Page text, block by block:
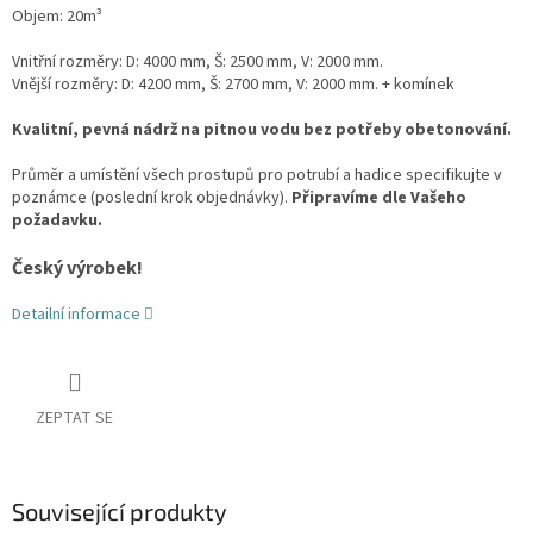
Objem: 20m³
Vnitřní rozměry: D: 4000 mm, Š: 2500 mm, V: 2000 mm.
Vnější rozměry: D: 4200 mm, Š: 2700 mm, V: 2000 mm. + komínek
Kvalitní, pevná nádrž na pitnou vodu bez potřeby obetonování.
Průměr a umístění všech prostupů pro potrubí a hadice specifikujte v
poznámce (poslední krok objednávky). Připravíme dle Vašeho
požadavku.
Český výrobek!
Detailní informace
ZEPTAT SE
Související produkty